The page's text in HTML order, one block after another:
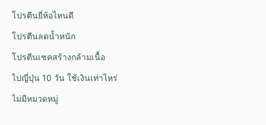
โปรตีนยี่ห้อไหนดี
โปรตีนลดน้ำหนัก
โปรตีนเชคสร้างกล้ามเนื้อ
ไปญี่ปุ่น 10 วัน ใช้เงินเท่าไหร่
ไม่มีหมวดหมู่